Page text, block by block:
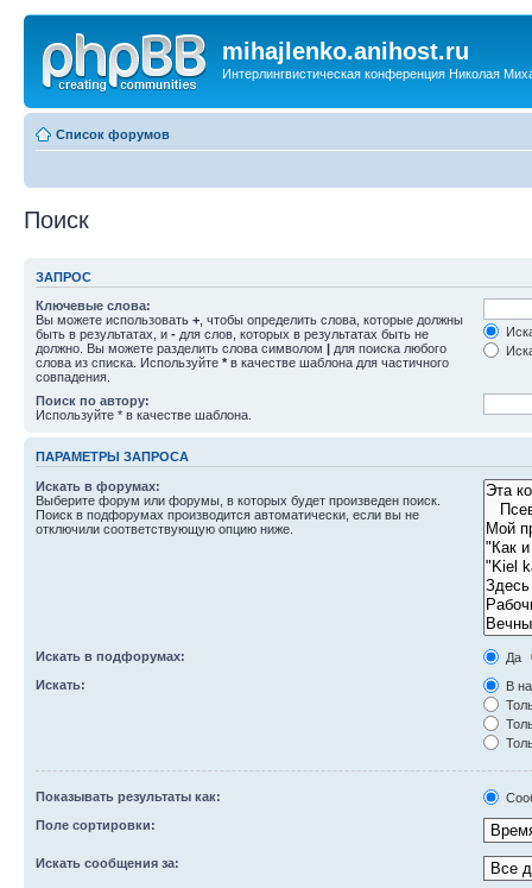
mihajlenko.anihost.ru
Интерлингвистическая конференция Николая
Список форумов
Поиск
ЗАПРОС
Ключевые слова:
Вы можете использовать + , чтобы определить слова, которые должны
быть в результатах, и - для слов, которых в результатах быть не
должно. Вы можете разделить слова символом | для поиска любого
слова из списка. Используйте * в качестве шаблона для частичного
совпадения.
Поиск по автору:
Используйте * в качестве шаблона.
ПАРАМЕТРЫ ЗАПРОСА
Искать в форумах:
Выберите форум или форумы, в которых будет произведен поиск.
Поиск в подфорумах производится автоматически, если вы не
отключили соответствующую опцию ниже.
Искать в подфорумах:
Да
Искать:
В
Показывать результаты как:
Поле сортировки:
Искать сообщения за: